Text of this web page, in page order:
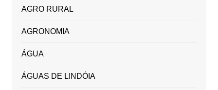
AGRO RURAL
AGRONOMIA
ÁGUA
ÁGUAS DE LINDÓIA